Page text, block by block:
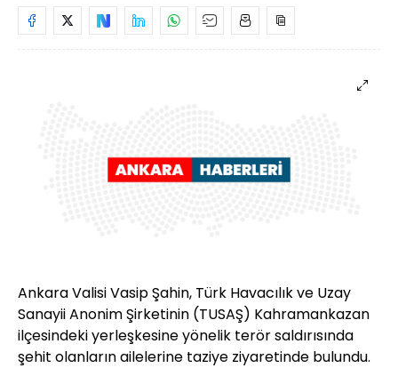
Ankara Valisi Vasip Şahin, Türk Havacılık ve Uzay
Sanayii Anonim Şirketinin (TUSAŞ) Kahramankazan
ilçesindeki yerleşkesine yönelik terör saldırısında
şehit olanların ailelerine taziye ziyaretinde bulundu.